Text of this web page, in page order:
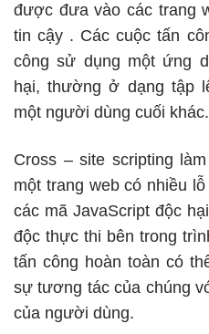
được đưa vào các trang
tin cậy . Các cuộc tấn
công sử dụng một ứng
hại, thường ở dạng tập
một người dùng cuối khác.
Cross – site scripting
một trang web có nhiều
các mã JavaScript độc
độc thực thi bên trong
tấn công hoàn toàn có
sự tương tác của chúng
của người dùng.